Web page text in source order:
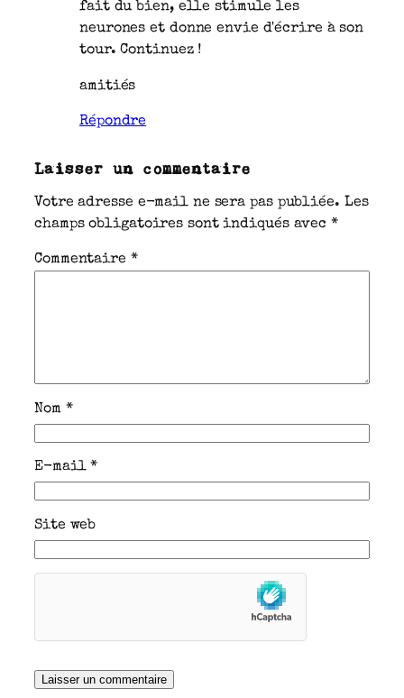
fait du bien, elle stimule les
neurones et donne envie d'écrire à son
tour. Continuez !
amitiés
Répondre
Laisser un commentaire
Votre adresse e-mail ne sera pas publiée. Les
champs obligatoires sont indiqués avec*
Commentaire *
Nom *
E-mail*
Site web